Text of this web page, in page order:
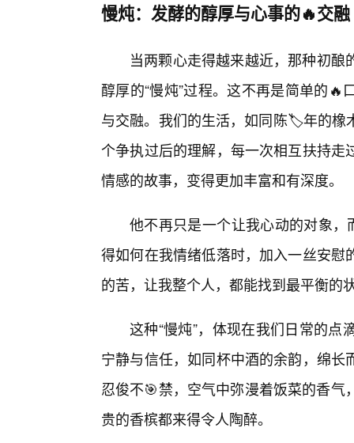
慢炖：发酵的醇厚与心事的🔥交融
当两颗心走得越来越近，那种初
醇厚的“慢炖”过程。这不再是简单的
与交融。我们的生活，如同陈🏷️年的橡
个争执过后的理解，每一次相互扶持
情感的故事，变得更加丰富和有深度。
他不再只是一个让我心动的对象，
得如何在我情绪低落时，加入一丝安
的苦，让我整个人，都能找到最平衡的
这种“慢炖”，体现在我们日常的
宁静与信任，如同杯中酒的余韵，绵
忍俊不🎯禁，空气中弥漫着饭菜的香
贵的香槟都来得令人陶醉。